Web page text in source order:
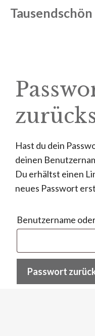
Zum
Inhalt
Tausendschön
Hast du dein
deinen
Du erhältst einen
neues Passwort
Benutzername
Passwort